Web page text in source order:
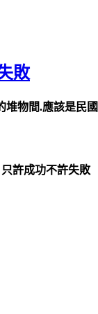
敗
物間.應該是民
許成功不許失敗